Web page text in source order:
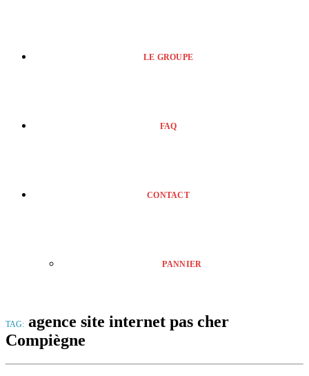
LE GROUPE
FAQ
CONTACT
PANNIER
TAG: agence site internet pas cher
Compiègne